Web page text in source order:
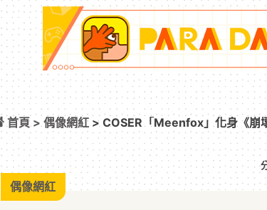
首頁 >偶像網紅 > COSER「Meenfox」化身《崩
菲莉絲！
偶像網紅